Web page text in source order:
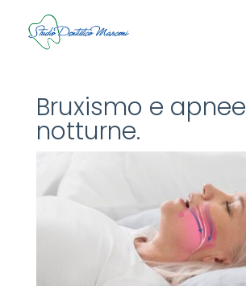
Bruxismo e apnee
notturne.